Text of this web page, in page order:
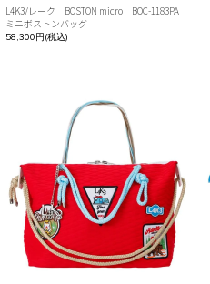
L4K3/レーク BOSTON micro BOC-1183PA
ミニボストンバッグ
58,300円(税込)